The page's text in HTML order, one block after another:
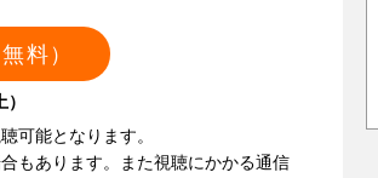
料）
可能となります。
もあります。また視聴にかかる通信
なごや科学館
市科学館）